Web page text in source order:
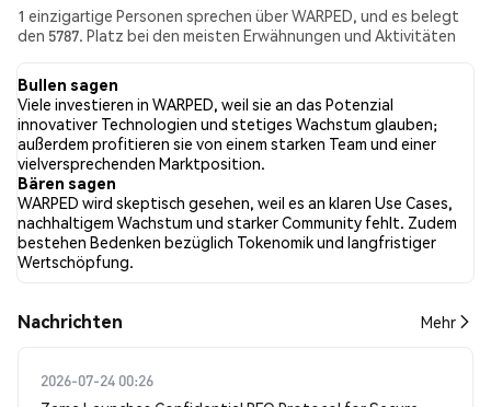
1 einzigartige Personen sprechen über WARPED, und es belegt
den 5787. Platz bei den meisten Erwähnungen und Aktivitäten
die Stimmung gegenüber WARPED in allen sozialen Medien
Bullish. Schließlich wurden 1 Nachrichtenartikel über WARPED
veröffentlicht. Auf Twitter hatten NaN% der Tweets eine
bullishe Stimmung im Vergleich zu NaN% der Tweets mit einer
bärischen Stimmung über WARPED. NaN% der Tweets waren
neutral gegenüber WARPED. Diese Stimmungen basieren auf 0
Tweets.
Bullen sagen
Viele investieren in WARPED, weil sie an das Potenzial
innovativer Technologien und stetiges Wachstum glauben;
außerdem profitieren sie von einem starken Team und einer
vielversprechenden Marktposition.
Bären sagen
WARPED wird skeptisch gesehen, weil es an klaren Use Cases,
nachhaltigem Wachstum und starker Community fehlt. Zudem
bestehen Bedenken bezüglich Tokenomik und langfristiger
Wertschöpfung.
Nachrichten Mehr
2026-07-24 00:26